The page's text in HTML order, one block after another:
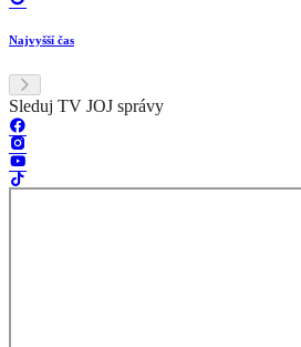
Najvyšší čas
Sleduj TV JOJ správy